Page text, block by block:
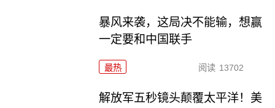
暴风来袭，这局决不能输，想赢
一定要和中国联手
最热 阅读 13702
解放军五秒镜头颠覆太平洋！美